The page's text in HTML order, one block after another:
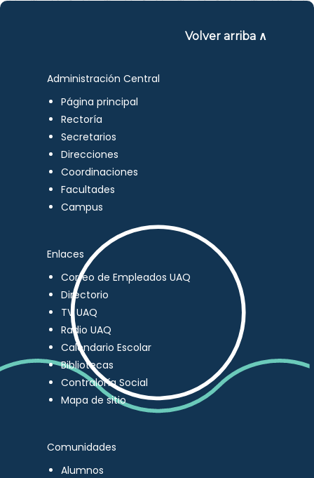
Volver arriba ∧
Administración Central
Página principal
Rectoría
Secretarios
Direcciones
Coordinaciones
Facultades
Campus
Enlaces
Correo de Empleados UAQ
Directorio
TV UAQ
Radio UAQ
Calendario Escolar
Bibliotecas
Contraloría Social
Mapa de sitio
Comunidades
Alumnos